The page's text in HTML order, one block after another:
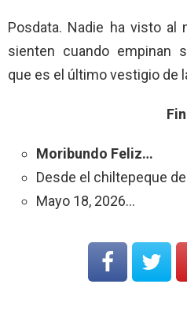
Posdata. Nadie ha visto al
sienten cuando empinan
que es el último vestigio de
Fin
Moribundo Feliz…
Desde el chiltepeque
Mayo 18, 2026…